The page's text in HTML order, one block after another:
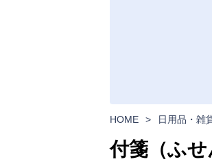
HOME > 日用品・雑
付箋（ふ